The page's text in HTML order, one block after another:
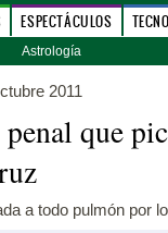
ESPECTÁCULOS
Astrología
2011
que
a todo pulmón por